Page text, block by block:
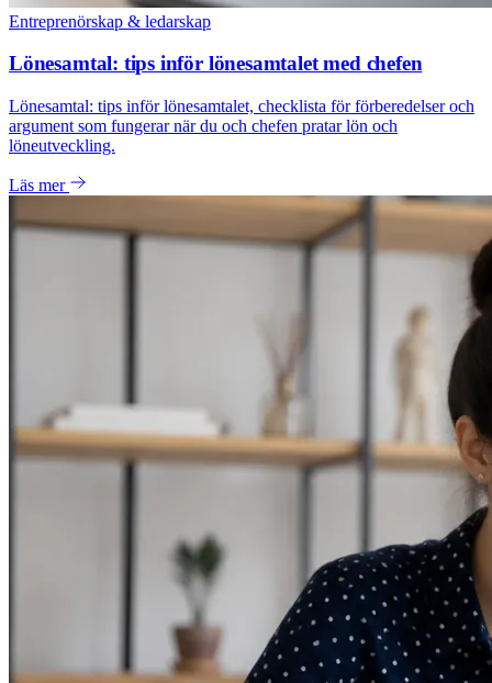
Entreprenörskap & ledarskap
Lönesamtal: tips inför lönesamtalet med chefen
Lönesamtal: tips inför lönesamtalet, checklista för förberedelser och
argument som fungerar när du och chefen pratar lön och
löneutveckling.
Läs mer